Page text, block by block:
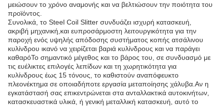
μειώσουν το χρόνο αναμονής και να βελτιώσουν την ποιότητα του
προϊόντος.
Συνολικά, το Steel Coil Slitter συνδυάζει ισχυρή κατασκευή,
ακριβή μηχανική,και ευπροσάρμοστη λειτουργικότητα για την
παροχή ενός υψηλής απόδοσης συστήματος κοπής ατσάλινου
κυλίνδρου ικανό να χειρίζεται βαριά κυλίνδρους και να παράγει
καθαρόΤο σημαντικό μέγεθος και το βάρος του, σε συνδυασμό με
τις ευέλικτες επιλογές λεπίδων και τη χωρητικότητα για
κυλίνδρους έως 15 τόνους, το καθιστούν αναπόφευκτο
πλεονέκτημα σε οποιαδήποτε εργασία μεταποίησης χάλυβα.Αν η
εγκατάστασή σας επικεντρώνεται στα ανταλλακτικά αυτοκινήτων,
κατασκευαστικά υλικά, ή γενική μεταλλική κατασκευή, αυτό το